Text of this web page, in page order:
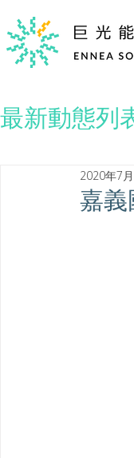
最新動態列
嘉
2020年7